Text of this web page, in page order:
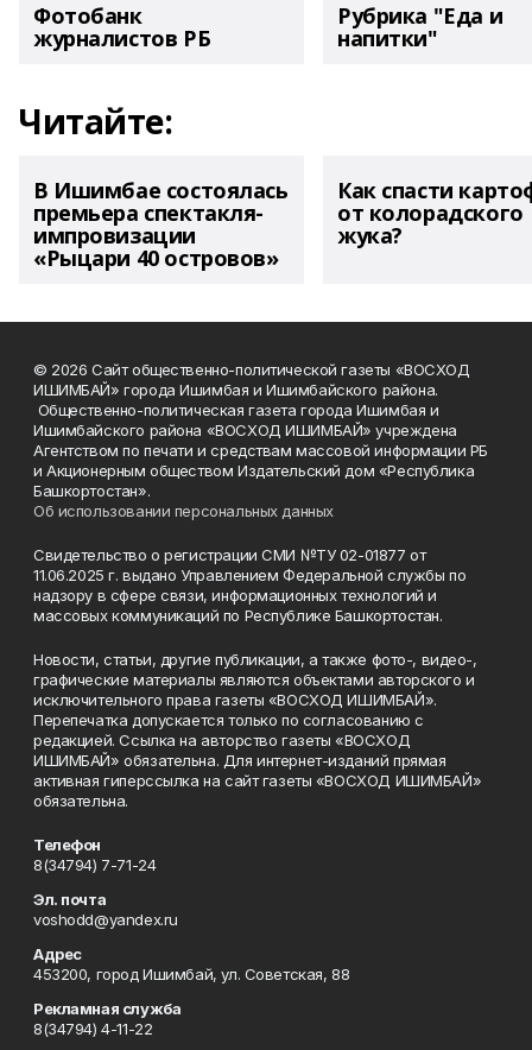
Фотобанк
журналистов РБ
Рубрика "Еда и
напитки"
Читайте:
В Ишимбае состоялась
премьера спектакля-
импровизации
«Рыцари 40 островов»
Как спасти
от колорадского
жука?
© 2026 Сайт общественно-политической газеты «ВОСХОД
ИШИМБАЙ» города Ишимбая и Ишимбайского района.
Общественно-политическая газета города Ишимбая и
Ишимбайского района «ВОСХОД ИШИМБАЙ» учреждена
Агентством по печати и средствам массовой информации РБ
и Акционерным обществом Издательский дом «Республика
Башкортостан».
Об использовании персональных данных
Свидетельство о регистрации СМИ №ТУ 02-01877 от
11.06.2025 г. выдано Управлением Федеральной службы по
надзору в сфере связи, информационных технологий и
массовых коммуникаций по Республике Башкортостан.
Новости, статьи, другие публикации, а также фото-, видео-,
графические материалы являются объектами авторского и
исключительного права газеты «ВОСХОД ИШИМБАЙ».
Перепечатка допускается только по согласованию с
редакцией. Ссылка на авторство газеты «ВОСХОД
ИШИМБАЙ» обязательна. Для интернет-изданий прямая
активная гиперссылка на сайт газеты «ВОСХОД ИШИМБАЙ»
обязательна.
Телефон
8(34794) 7-71-24
Эл. почта
voshodd@yandex.ru
Адрес
453200, город Ишимбай, ул. Советская, 88
Рекламная служба
8(34794) 4-11-22